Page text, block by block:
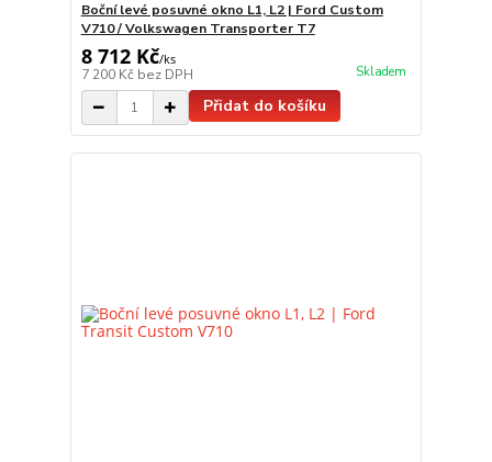
Boční levé posuvné okno L1, L2 | Ford Custom
V710 / Volkswagen Transporter T7
8 712 Kč/ks
7 200 Kč bez DPH Skladem
Přidat do košíku